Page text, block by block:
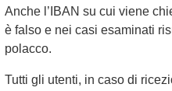
Anche l’IBAN su cui viene
è falso e nei casi esaminati
polacco.
Tutti gli utenti, in caso di